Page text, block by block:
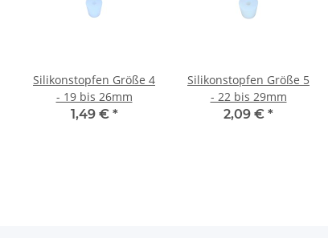
Silikonstopfen Größe 4
- 19 bis 26mm
1,49 € *
Silikonstopfen Größe 5
- 22 bis 29mm
2,09 € *